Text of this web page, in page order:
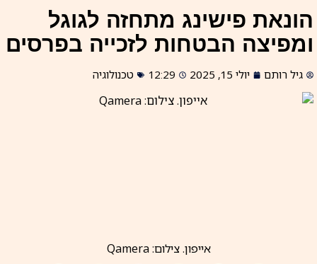
הונאת פישינג מתחזה לגוגל
ומפיצה הבטחות לזכייה בפרסים
גיל רותם יולי 15, 2025 12:29 טכנולוגיה
אייפון. צילום: Qamera